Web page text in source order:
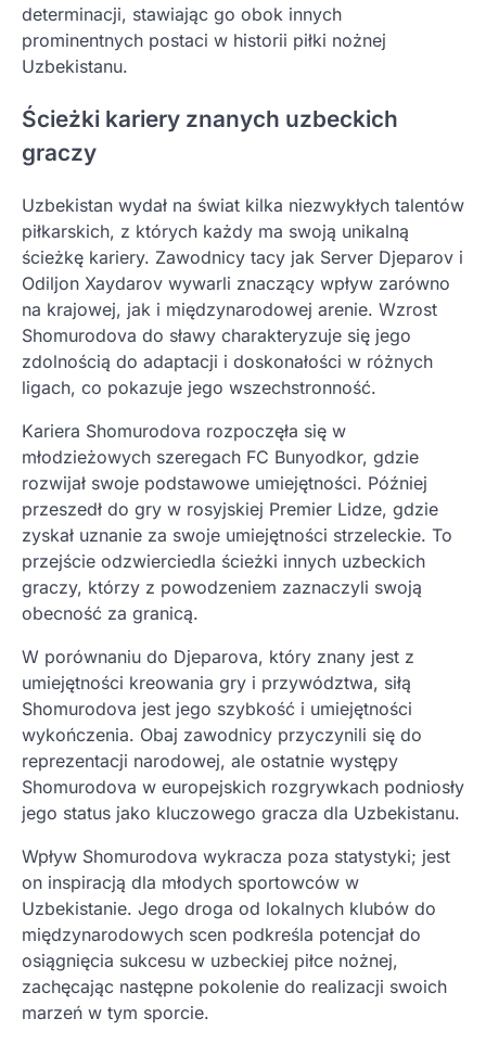
determinacji, stawiając go obok innych
prominentnych postaci w historii piłki nożnej
Uzbekistanu.
Ścieżki kariery znanych uzbeckich
graczy
Uzbekistan wydał na świat kilka niezwykłych talentów
piłkarskich, z których każdy ma swoją unikalną
ścieżkę kariery. Zawodnicy tacy jak Server Djeparov i
Odiljon Xaydarov wywarli znaczący wpływ zarówno
na krajowej, jak i międzynarodowej arenie. Wzrost
Shomurodova do sławy charakteryzuje się jego
zdolnością do adaptacji i doskonałości w różnych
ligach, co pokazuje jego wszechstronność.
Kariera Shomurodova rozpoczęła się w
młodzieżowych szeregach FC Bunyodkor, gdzie
rozwijał swoje podstawowe umiejętności. Później
przeszedł do gry w rosyjskiej Premier Lidze, gdzie
zyskał uznanie za swoje umiejętności strzeleckie. To
przejście odzwierciedla ścieżki innych uzbeckich
graczy, którzy z powodzeniem zaznaczyli swoją
obecność za granicą.
W porównaniu do Djeparova, który znany jest z
umiejętności kreowania gry i przywództwa, siłą
Shomurodova jest jego szybkość i umiejętności
wykończenia. Obaj zawodnicy przyczynili się do
reprezentacji narodowej, ale ostatnie występy
Shomurodova w europejskich rozgrywkach podniosły
jego status jako kluczowego gracza dla Uzbekistanu.
Wpływ Shomurodova wykracza poza statystyki; jest
on inspiracją dla młodych sportowców w
Uzbekistanie. Jego droga od lokalnych klubów do
międzynarodowych scen podkreśla potencjał do
osiągnięcia sukcesu w uzbeckiej piłce nożnej,
zachęcając następne pokolenie do realizacji swoich
marzeń w tym sporcie.